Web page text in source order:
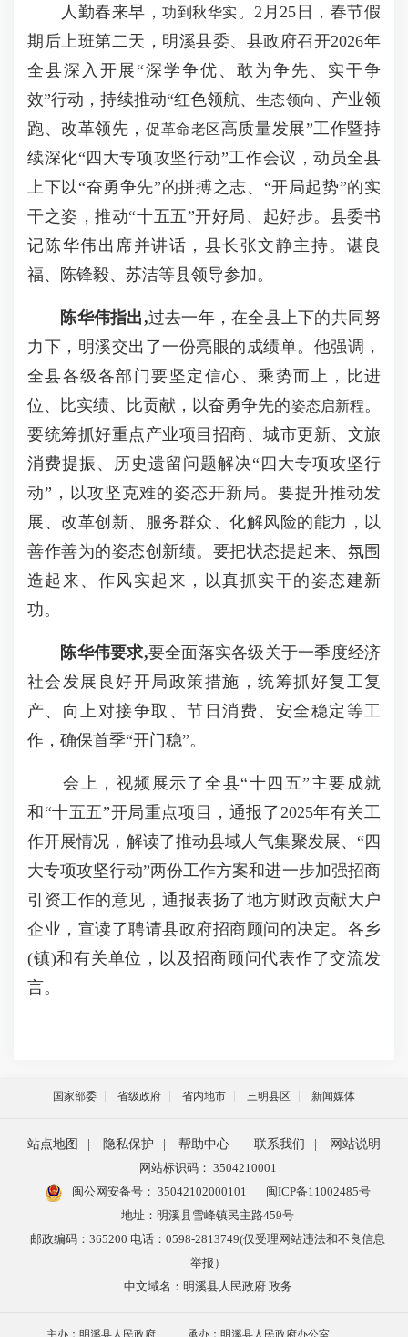
人勤春来早，功到秋华实。2月25日，春节假
期后上班第二天，明溪县委、县政府召开2026年
全县深入开展“深学争优、敢为争先、实干争
效”行动，持续推动“红色领航、生态领向 、产业领
跑、改革领先， 促革命老区高质量发展”工作暨持
续深化“四大专项攻坚行动”工作会议，动员全县
上下以“奋勇争先”的拼搏之志、“开局起势”的实
干之姿，推动“十五五”开好局、起好步。县委书
记陈华伟出席并讲话，县长张文静主持。谌良
福、陈锋毅、苏洁等县领导参加。
陈华伟指出,过去一年，在全县上下的共同努
力下，明溪交出了一份亮眼的成绩单。他强调，
全县各级各部门要坚定信心、乘势而上，比进
位、比实绩、比贡献，以奋勇争先的姿态启新程。
要统筹抓好重点产业项目招商、城市更新、文旅
消费提振、历史遗留问题解决“四大专项攻坚行
动”，以攻坚克难的姿态开新局。要提升推动发
展、改革创新、服务群众、化解风险的能力，以
善作善为的姿态创新绩。要把状态提起来、氛围
造起来、作风实起来，以真抓实干的姿态建新
功。
陈华伟要求,要全面落实各级关于一季度经济
社会发展良好开局政策措施，统筹抓好复工复
产、向上对接争取、节日消费、安全稳定等工
作，确保首季“开门稳”。
会上，视频展示了全县“十四五”主要成就
和“十五五”开局重点项目，通报了2025年有关工
作开展情况，解读了推动县域人气集聚发展、“四
大专项攻坚行动”两份工作方案和进一步加强招商
引资工作的意见，通报表扬了地方财政贡献大户
企业，宣读了聘请县政府招商顾问的决定。各乡
(镇)和有关单位，以及招商顾问代表作了交流发
言。
国家部委 省级政府 省内地市 三明县区 新闻媒体
站点地图 | 隐私保护 | 帮助中心 | 联系我们 |
网站说明
网站标识码： 3504210001
闽公网安备号： 35042102000101
闽ICP备11002485号
地址：明溪县雪峰镇民主路459号
邮政编码：365200 电话：0598-2813749(仅受理网站违法和不良信息
举报）
中文域名：明溪县人民政府.政务
主办：明溪县人民政府 承办：明溪县人民政府办公室